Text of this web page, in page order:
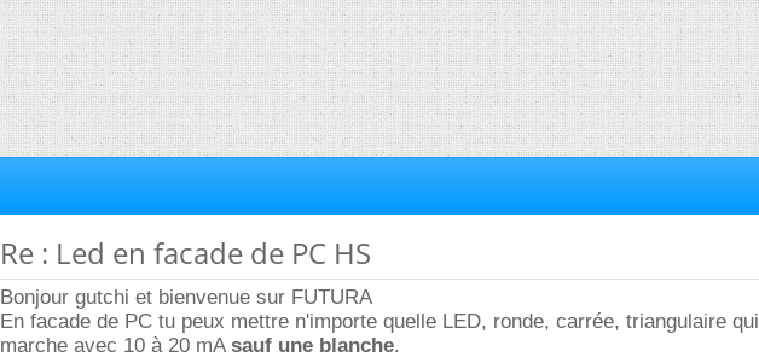
Re : Led en facade de PC HS
Bonjour gutchi et bienvenue sur FUTURA
En facade de PC tu peux mettre n'importe quelle LED, ronde, carrée, triangulaire qui
marche avec 10 à 20 mA sauf une blanche.